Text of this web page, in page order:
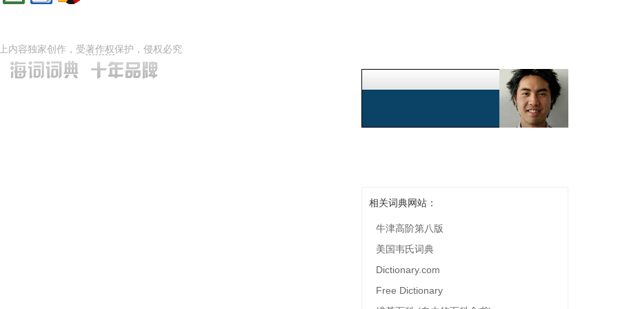
内容独家创作，受著作权保护，侵权必究
相关词典网站：
牛津高阶第八版
美国韦氏词典
Dictionary.com
Free Dictionary